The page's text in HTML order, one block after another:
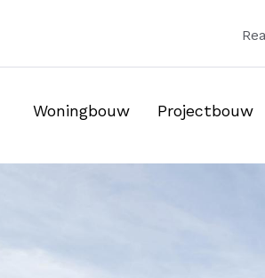
Woningbouw Projectbouw